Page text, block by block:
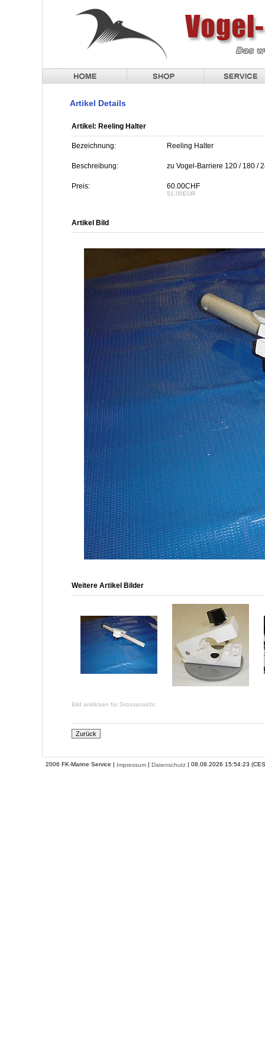
Artikel Details
Artikel: Reeling Halter
Bezeichnung: Reeling Halter
Beschreibung: zu Vogel-Barriere 120 / 180 /
Preis: 60.00CHF
51.00EUR
Artikel Bild
Weitere Artikel Bilder
Bild anklicken für Grossansicht.
2006 FK-Marine Service | Impressum | Datenschutz | 08.08.2026 15:54:23